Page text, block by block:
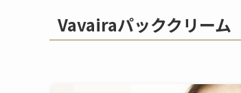
Vavairaパッククリーム